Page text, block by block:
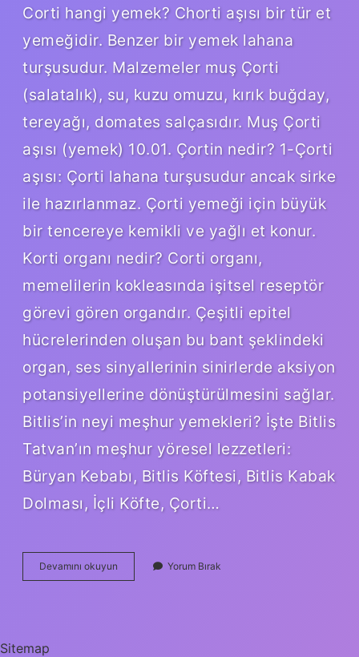
Corti hangi yemek? Chorti aşısı bir tür et
yemeğidir. Benzer bir yemek lahana
turşusudur. Malzemeler muş Çorti
(salatalık), su, kuzu omuzu, kırık buğday,
tereyağı, domates salçasıdır. Muş Çorti
aşısı (yemek) 10.01. Çortin nedir? 1-Çorti
aşısı: Çorti lahana turşusudur ancak sirke
ile hazırlanmaz. Çorti yemeği için büyük
bir tencereye kemikli ve yağlı et konur.
Korti organı nedir? Corti organı,
memelilerin kokleasında işitsel reseptör
görevi gören organdır. Çeşitli epitel
hücrelerinden oluşan bu bant şeklindeki
organ, ses sinyallerinin sinirlerde aksiyon
potansiyellerine dönüştürülmesini sağlar.
Bitlis’in neyi meşhur yemekleri? İşte Bitlis
Tatvan’ın meşhur yöresel lezzetleri:
Büryan Kebabı, Bitlis Köftesi, Bitlis Kabak
Dolması, İçli Köfte, Çorti…
Devamını okuyun
Nasıl
Yorum Bırak
Sitemap